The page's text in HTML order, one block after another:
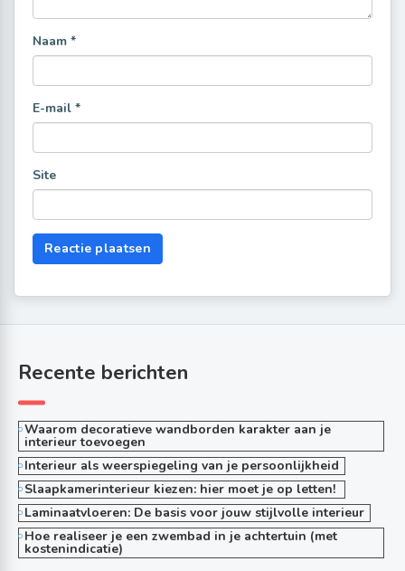
Naam *
E-mail *
Site
Recente berichten
Waarom decoratieve wandborden karakter aan je
interieur toevoegen
Interieur als weerspiegeling van je persoonlijkheid
Slaapkamerinterieur kiezen: hier moet je op letten!
Laminaatvloeren: De basis voor jouw stijlvolle interieur
Hoe realiseer je een zwembad in je achtertuin (met
kostenindicatie)